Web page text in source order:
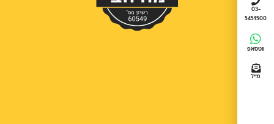
03-
5451500
ווטסאפ
מייל